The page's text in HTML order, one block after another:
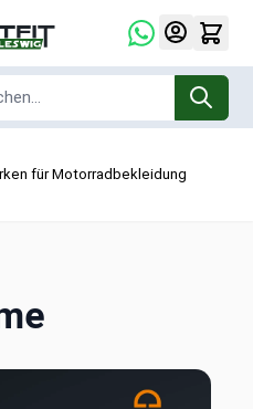
für Motorradbekleidung